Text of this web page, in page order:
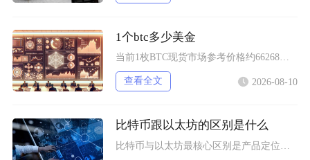
1个btc多少美金
当前1枚BTC现货市场参考价格约66268美元，该价格为综合多家主流交易平台加权形成的市场
查看全文 2026-08-10
比特币跟以太坊的区别是什么